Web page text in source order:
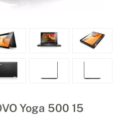
Yoga 500 15